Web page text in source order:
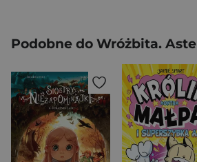
Podobne do Wróżbita.